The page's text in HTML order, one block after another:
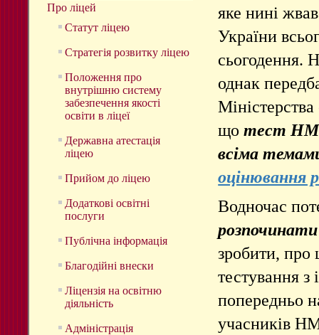
Про ліцей
Статут ліцею
Стратегія розвитку ліцею
Положення про
внутрішню систему
забезпечення якості
освіти в ліцеї
Державна атестація
ліцею
Прийом до ліцею
Додаткові освітні
послуги
Публічна інформація
Благодійні внески
Ліцензія на освітню
діяльність
Адміністрація
яке нині
України
сьогодення.
однак
щотест НМТ
всіма
оцінювання
Водночас
зробити, про
тестування з
попередньо
учасників